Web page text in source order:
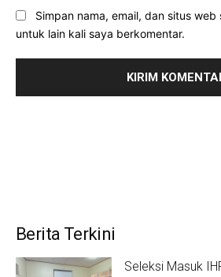
Simpan nama, email, dan situs
untuk lain kali saya berkomentar.
Berita Terkini
Seleksi Masuk